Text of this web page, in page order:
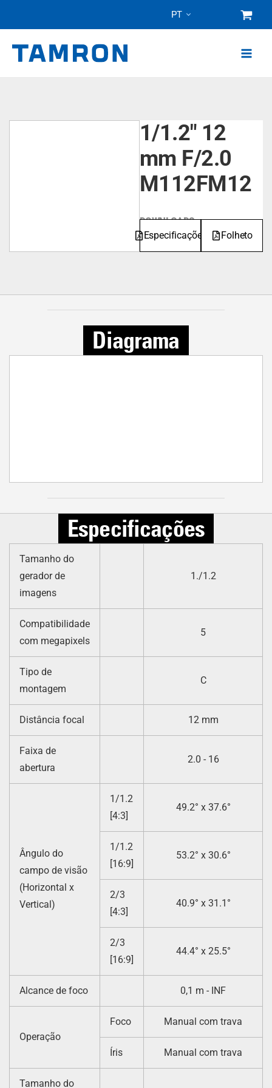
conteúdo
PT
1/1.2" 12
mm F/2.0
M112FM12
DOWNLOADS
Especificações Folheto
Diagrama
Especificações
Tamanho do
gerador de
imagens
1./1.2
Compatibilidade
com megapixels
5
Tipo de
montagem
C
Distância focal 12 mm
Faixa de
abertura
2.0 - 16
Ângulo do
campo de visão
(Horizontal x
Vertical)
1/1.2
[4:3]
49.2° x 37.6°
1/1.2
[16:9]
53.2° x 30.6°
2/3
[4:3]
40.9° x 31.1°
2/3
[16:9]
44.4° x 25.5°
Alcance de foco 0,1 m - INF
Operação
Foco Manual com trava
Íris Manual com trava
Tamanho do